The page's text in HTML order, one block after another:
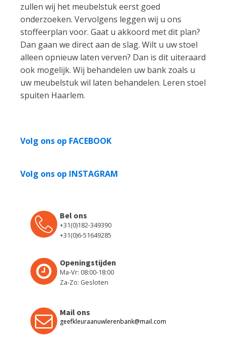
zullen wij het meubelstuk eerst goed
onderzoeken. Vervolgens leggen wij u ons
stoffeerplan voor. Gaat u akkoord met dit plan?
Dan gaan we direct aan de slag. Wilt u uw stoel
alleen opnieuw laten verven? Dan is dit uiteraard
ook mogelijk. Wij behandelen uw bank zoals u
uw meubelstuk wil laten behandelen. Leren stoel
spuiten Haarlem.
Volg ons op FACEBOOK
Volg ons op INSTAGRAM
Bel ons
+31(0)182-349390
+31(0)6-51649285
Openingstijden
Ma-Vr: 08:00-18:00
Za-Zo: Gesloten
Mail ons
geefkleuraanuwlerenbank@mail.com